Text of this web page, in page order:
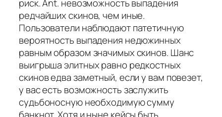
риск. Ant. невозможность выпадения
редчайших скинов, чем иные.
Пользователи наблюдают патетичную
вероятность выпадения недюжинных
равным образом значимых скинов. Шанс
выигрыша элитных равно редкостных
скинов едва заметный, если у вам повезет,
у вас есть возможность заслужить
судьбоносную необходимую сумму